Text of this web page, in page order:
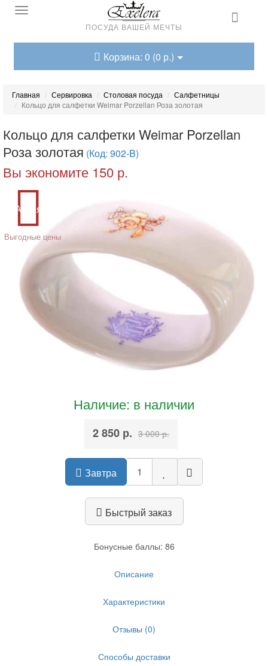
ПОСУДА ВАШЕЙ МЕЧТЫ
Корзина: 0 (0 р.)
Главная Сервировка Столовая посуда
Салфетницы
Кольцо для салфетки Weimar Porzellan Роза золотая
Кольцо для салфетки Weimar Porzellan
Роза золотая (Код: 902-B)
Вы экономите 150 р.
Акция
Выгодные цены
Наличие: в наличии
2 850 р. 3 000 р.
Завтра
Быстрый заказ
Бонусные баллы: 86
Описание
Характеристики
Отзывы (0)
Способы доставки